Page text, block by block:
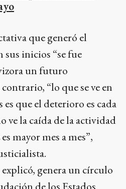
que generó el
un futuro
“lo que se ve en
que el deterioro es cada
ve la caída de la actividad
mayor mes a mes”,
genera un círculo
de los Estados
municipal limita la